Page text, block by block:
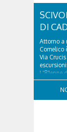
DI
Attorno a
Comelico
Via
L'81enne
comitiva